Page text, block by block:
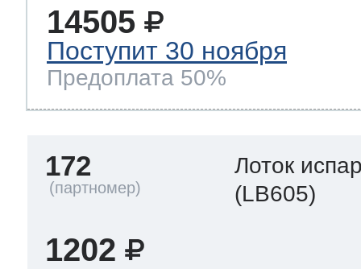
14505
Поступит 30 ноября
Предоплата 50%
172
Лоток
(LB605)
1202